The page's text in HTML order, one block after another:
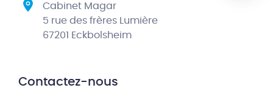
Cabinet Magar
5 rue des frères Lumière
67201 Eckbolsheim
Contactez-nous